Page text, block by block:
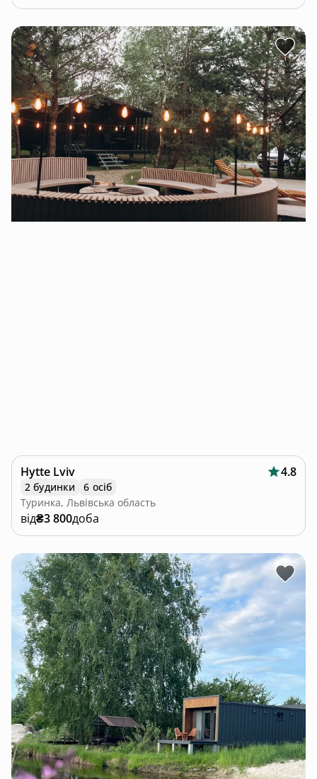
Hytte Lviv 4.8
2 будинки
6 осіб
Туринка, Львівська область
від₴3 800доба